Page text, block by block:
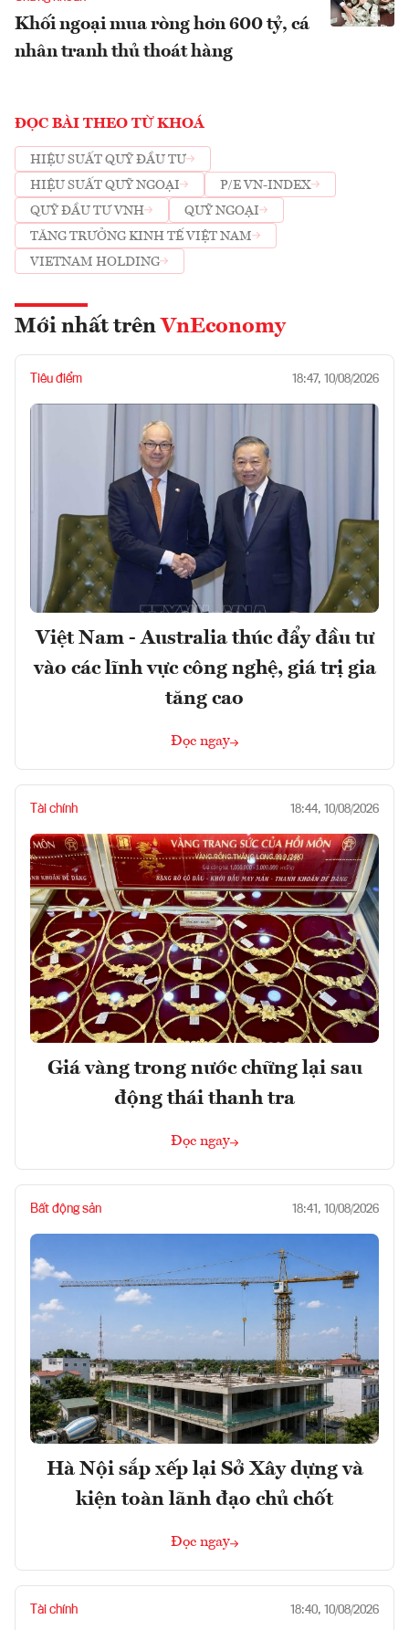
Khối ngoại mua ròng hơn 600 tỷ, cá
nhân tranh thủ thoát hàng
ĐỌC BÀI THEO TỪ KHOÁ
HIỆU SUẤT QUỸ ĐẦU TƯ
HIỆU SUẤT QUỸ NGOẠI
P/E VN-INDEX
QUỸ ĐẦU TƯ VNH
QUỸ NGOẠI
TĂNG TRƯỞNG KINH TẾ VIỆT NAM
VIETNAM HOLDING
Mới nhất trên VnEconomy
Tiêu điểm 18:47, 10/08/2026
Việt Nam - Australia thúc đẩy đầu tư
vào các lĩnh vực công nghệ, giá trị gia
tăng cao
Đọc ngay
Tài chính 18:44, 10/08/2026
Giá vàng trong nước chững lại sau
động thái thanh tra
Đọc ngay
Bất động sản 18:41, 10/08/2026
Hà Nội sắp xếp lại Sở Xây dựng và
kiện toàn lãnh đạo chủ chốt
Đọc ngay
Tài chính 18:40, 10/08/2026